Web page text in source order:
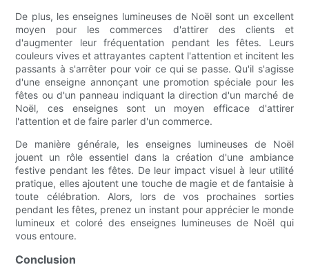
De plus, les enseignes lumineuses de Noël sont un excellent
moyen pour les commerces d'attirer des clients et
d'augmenter leur fréquentation pendant les fêtes. Leurs
couleurs vives et attrayantes captent l'attention et incitent les
passants à s'arrêter pour voir ce qui se passe. Qu'il s'agisse
d'une enseigne annonçant une promotion spéciale pour les
fêtes ou d'un panneau indiquant la direction d'un marché de
Noël, ces enseignes sont un moyen efficace d'attirer
l'attention et de faire parler d'un commerce.
De manière générale, les enseignes lumineuses de Noël
jouent un rôle essentiel dans la création d'une ambiance
festive pendant les fêtes. De leur impact visuel à leur utilité
pratique, elles ajoutent une touche de magie et de fantaisie à
toute célébration. Alors, lors de vos prochaines sorties
pendant les fêtes, prenez un instant pour apprécier le monde
lumineux et coloré des enseignes lumineuses de Noël qui
vous entoure.
Conclusion